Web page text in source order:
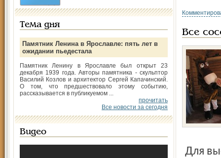
Тема дня
Памятник Ленина в Ярославле: пять лет в
ожидании пьедестала
Памятник Ленину в Ярославле был открыт 23
декабря 1939 года. Авторы памятника - скульптор
Василий Козлов и архитектор Сергей Капачинский.
О том, что предшествовало этому событию,
рассказывается в публикуемом ...
прочитать
Все новости за сегодня
Видео
Все
Для выступления на празд­нике приглашены таланты из